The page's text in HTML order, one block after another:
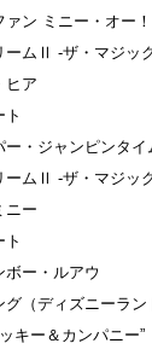
ン ミニー・オー
ームⅡ -ザ・マジッ
ヒア
ト
・ジャンピンタイ
ームⅡ -ザ・マジッ
ニー
ト
ボー・ルアウ
（ディズニーラ
キー＆カンパニー”